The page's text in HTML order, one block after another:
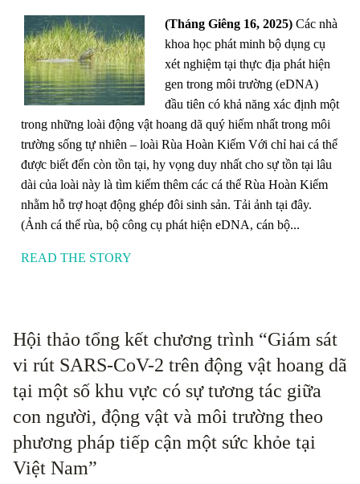
(Tháng Giêng 16, 2025) Các nhà
khoa học phát minh bộ dụng cụ
xét nghiệm tại thực địa phát hiện
gen trong môi trường (eDNA)
đầu tiên có khả năng xác định một
trong những loài động vật hoang dã quý hiếm nhất trong môi
trường sống tự nhiên – loài Rùa Hoàn Kiếm Với chỉ hai cá thể
được biết đến còn tồn tại, hy vọng duy nhất cho sự tồn tại lâu
dài của loài này là tìm kiếm thêm các cá thể Rùa Hoàn Kiếm
nhằm hỗ trợ hoạt động ghép đôi sinh sản. Tải ảnh tại đây.
(Ảnh cá thể rùa, bộ công cụ phát hiện eDNA, cán bộ...
READ THE STORY
Hội thảo tổng kết chương trình “Giám sát
vi rút SARS-CoV-2 trên động vật hoang dã
tại một số khu vực có sự tương tác giữa
con người, động vật và môi trường theo
phương pháp tiếp cận một sức khỏe tại
Việt Nam”